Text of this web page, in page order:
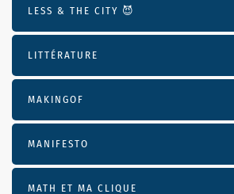
LESS & THE CITY 😈
LITTÉRATURE
MAKINGOF
MANIFESTO
MATH ET MA CLIQUE